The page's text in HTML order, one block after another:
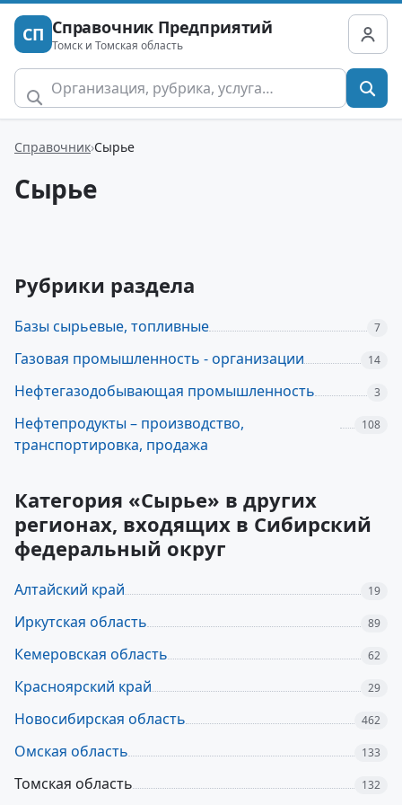
СП Справочник Предприятий
Томск и Томская область
Справочник Сырье
Сырье
Рубрики раздела
Базы сырьевые, топливные 7
Газовая промышленность - организации 14
Нефтегазодобывающая промышленность 3
Нефтепродукты – производство,
транспортировка, продажа
108
Категория «Сырье» в других
регионах, входящих в Сибирский
федеральный округ
Алтайский край 19
Иркутская область 89
Кемеровская область 62
Красноярский край 29
Новосибирская область 462
Омская область 133
Томская область 132